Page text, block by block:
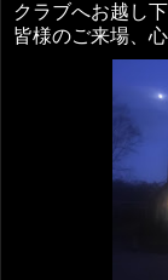
クラブへお越し
皆様のご来場、